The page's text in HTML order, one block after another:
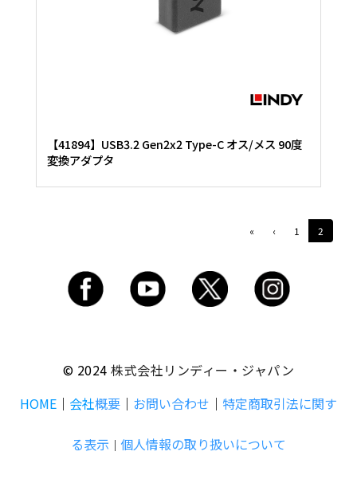
【41894】USB3.2 Gen2x2 Type-C オス/メス 90度
変換アダプタ
« ‹ 1 2
© 2024株式会社リンディー・ジャパン
HOME ｜ 会社概要 ｜ お問い合わせ ｜ 特定商取引法に関す
る表示 ｜ 個人情報の取り扱いについて